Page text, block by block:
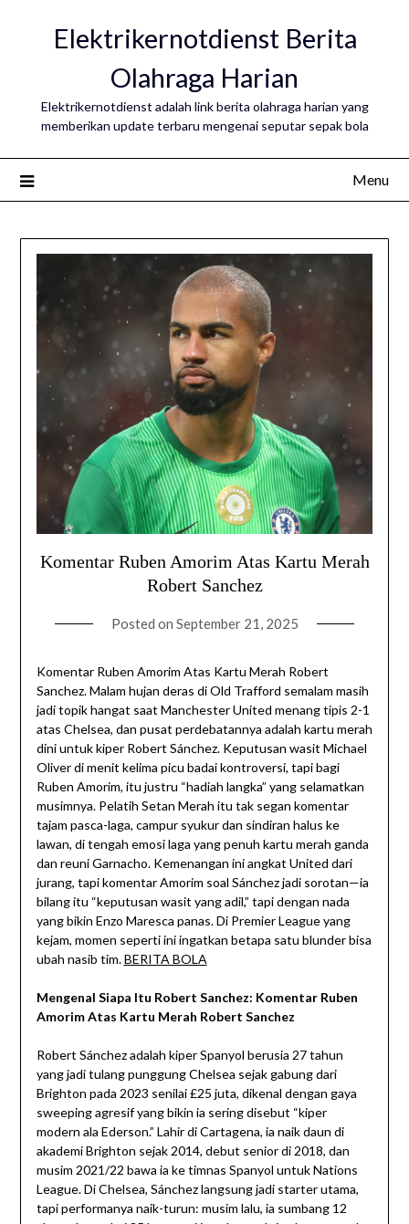
Elektrikernotdienst Berita
Olahraga Harian
Elektrikernotdienst adalah link berita olahraga harian yang
memberikan update terbaru mengenai seputar sepak bola
Menu
Komentar Ruben Amorim Atas Kartu Merah
Robert Sanchez
Posted on September 21, 2025
Komentar Ruben Amorim Atas Kartu Merah Robert
Sanchez. Malam hujan deras di Old Trafford semalam masih
jadi topik hangat saat Manchester United menang tipis 2-1
atas Chelsea, dan pusat perdebatannya adalah kartu merah
dini untuk kiper Robert Sánchez. Keputusan wasit Michael
Oliver di menit kelima picu badai kontroversi, tapi bagi
Ruben Amorim, itu justru “hadiah langka” yang selamatkan
musimnya. Pelatih Setan Merah itu tak segan komentar
tajam pasca-laga, campur syukur dan sindiran halus ke
lawan, di tengah emosi laga yang penuh kartu merah ganda
dan reuni Garnacho. Kemenangan ini angkat United dari
jurang, tapi komentar Amorim soal Sánchez jadi sorotan—ia
bilang itu “keputusan wasit yang adil,” tapi dengan nada
yang bikin Enzo Maresca panas. Di Premier League yang
kejam, momen seperti ini ingatkan betapa satu blunder bisa
ubah nasib tim.BERITA BOLA
Mengenal Siapa Itu Robert Sanchez: Komentar Ruben
Amorim Atas Kartu Merah Robert Sanchez
Robert Sánchez adalah kiper Spanyol berusia 27 tahun
yang jadi tulang punggung Chelsea sejak gabung dari
Brighton pada 2023 senilai £25 juta, dikenal dengan gaya
sweeping agresif yang bikin ia sering disebut “kiper
modern ala Ederson.” Lahir di Cartagena, ia naik daun di
akademi Brighton sejak 2014, debut senior di 2018, dan
musim 2021/22 bawa ia ke timnas Spanyol untuk Nations
League. Di Chelsea, Sánchez langsung jadi starter utama,
tapi performanya naik-turun: musim lalu, ia sumbang 12